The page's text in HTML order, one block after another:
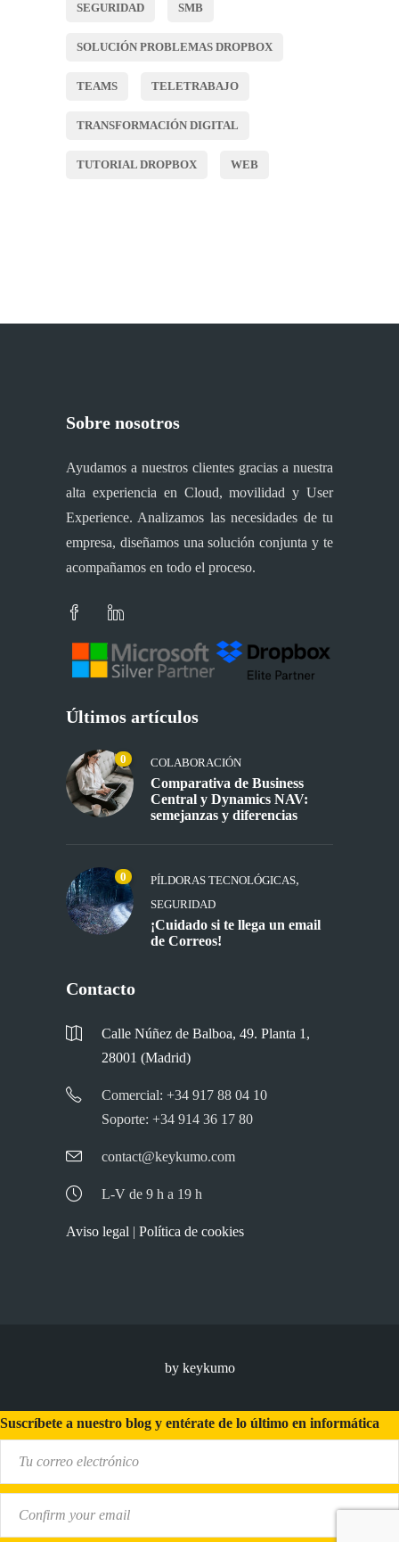
SEGURIDAD SMB
SOLUCIÓN PROBLEMAS DROPBOX
TEAMS TELETRABAJO
TRANSFORMACIÓN DIGITAL
TUTORIAL DROPBOX WEB
Sobre nosotros
Ayudamos a nuestros clientes gracias a nuestra
alta experiencia en Cloud, movilidad y User
Experience. Analizamos las necesidades de tu
empresa, diseñamos una solución conjunta y te
acompañamos en todo el proceso.
Últimos artículos
0 COLABORACIÓN
Comparativa de Business
Central y Dynamics NAV:
semejanzas y diferencias
0 PÍLDORAS TECNOLÓGICAS,
SEGURIDAD
¡Cuidado si te llega un email
de Correos!
Contacto
Calle Núñez de Balboa, 49. Planta 1,
28001 (Madrid)
Comercial: +34 917 88 04 10
Soporte: +34 914 36 17 80
contact@keykumo.com
L-V de 9 h a 19 h
Aviso legal | Política de cookies
by keykumo
Suscríbete a nuestro blog y entérate de lo último en informática